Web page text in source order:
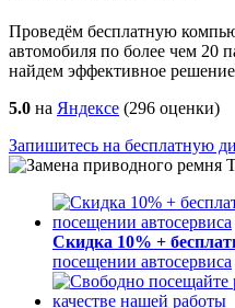
Проведём бесплатную
автомобиля по более чем 20
найдем эффективное решение
5.0 на Яндексе (296 оценки)
Запишитесь на бесплатную
Скидка 10% +
посещении автосервиса